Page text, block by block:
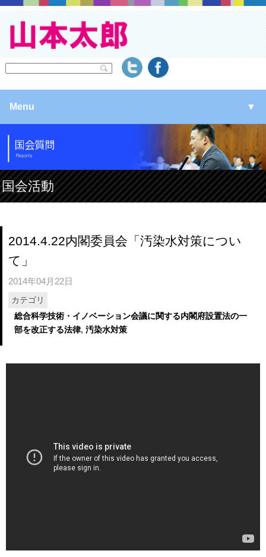
Menu ▼
▼
▼
▼
国会活動
2014.4.22内閣委員会「汚染水対策につい
て」
2014年04月22日
カテゴリ
総合科学技術・イノベーション会議に関する内閣府設置法の一
部を改正する法律, 汚染水対策